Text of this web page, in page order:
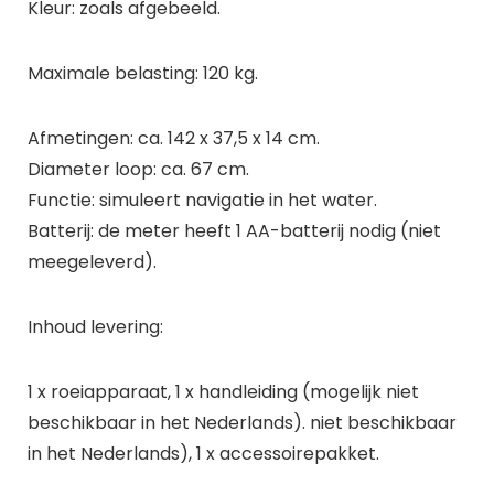
Kleur: zoals afgebeeld.
Maximale belasting: 120 kg.
Afmetingen: ca. 142 x 37,5 x 14 cm.
Diameter loop: ca. 67 cm.
Functie: simuleert navigatie in het water.
Batterij: de meter heeft 1 AA-batterij nodig (niet
meegeleverd).
Inhoud levering:
1 x roeiapparaat, 1 x handleiding (mogelijk niet
beschikbaar in het Nederlands). niet beschikbaar
in het Nederlands), 1 x accessoirepakket.